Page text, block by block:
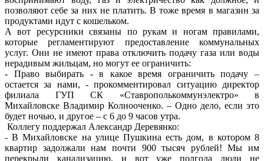
позволяют себе за них не платить. В тоже время в магазин за
продуктами идут с кошельком.
А вот ресурсники связаны по рукам и ногам правилами,
которые регламентируют предоставление коммунальных
услуг. Они не имеют права отключить подачу газа или воды
нерадивым жильцам, но могут ее ограничить:
- Право выбирать - в какое время ограничить подачу –
остается за нами, - прокомментировал ситуацию директор
филиала ГУП СК «Ставрополькоммунэлектро» в
Михайловске Владимир Колнооченко. – Одно дело, если это
будет ночью, и другое – с 6 до 9 часов утра.
Коллегу поддержал Александр Деревянко:
- В Михайловске на улице Пушкина есть дом, в котором 8
квартир задолжали нам почти 900 тысяч рублей! Мы им
перекрыли канализацию, и вот уже полгода люди не